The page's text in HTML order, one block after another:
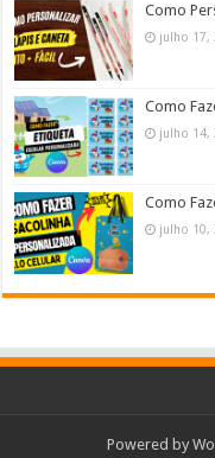
Como
julho 17,
Como
julho 14,
Como
julho 10,
Powered by